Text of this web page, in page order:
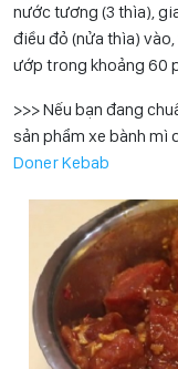
nước tương (3 thìa),
điều đỏ (nửa thìa)
ướp trong khoảng 60
>>> Nếu bạn đang
sản phẩm xe bành mì
Doner Kebab